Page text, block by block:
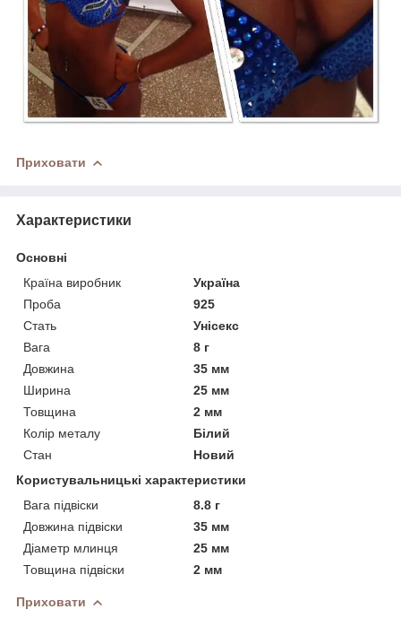
Приховати
Характеристики
Основні
Країна виробник
Україна
Проба
925
Стать
Унісекс
Вага
8 г
Довжина
35 мм
Ширина
25 мм
Товщина
2 мм
Колір металу
Білий
Стан
Новий
Користувальницькі характеристики
Вага підвіски
8.8 г
Довжина підвіски
35 мм
Діаметр млинця
25 мм
Товщина підвіски
2 мм
Приховати